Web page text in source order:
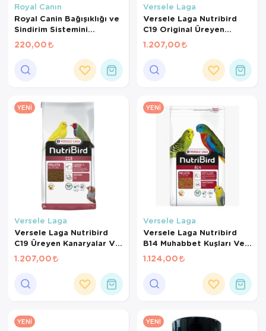
Royal Canın
Royal Canin Bağışıklığı ve
Sindirim Sistemini
Destekleyen Tamamlayıcı
Yavru Köpek Ödül Maması
220,00
Versele Laga
Versele Laga Nutribird
C19 Original Üreyen
Kanaryalar Ve Finçler İçin
1.207,00
YENI
Versele Laga
Versele Laga Nutribird
C19 Üreyen Kanaryalar Ve
Finçler İçin Meyveli Pelet
Yem 3 Kg
1.207,00
YENI
Versele Laga
Versele Laga Nutribird
B14 Muhabbet Kuşları Ve
Mini Paraketler İçin
1.124,00
YENI YENI